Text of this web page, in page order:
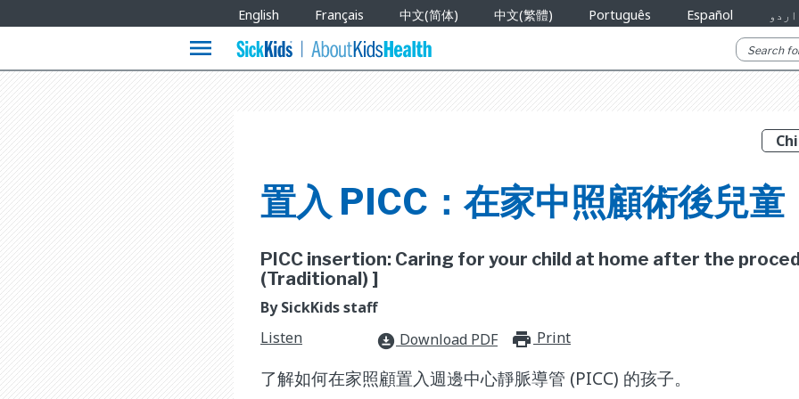
Languages
English Français 中文(简体) 中文(繁體) Português Español اردو
menu
置入 PICC：在家中照顧術後兒童
PICC insertion: Caring for your child at home after the
(Traditional) ]
By SickKids staff
Listen
download_for_offline Download PDF print_for_offline
Print
了解如何在家照顧置入週邊中心靜脈導管 (PICC) 的孩子。